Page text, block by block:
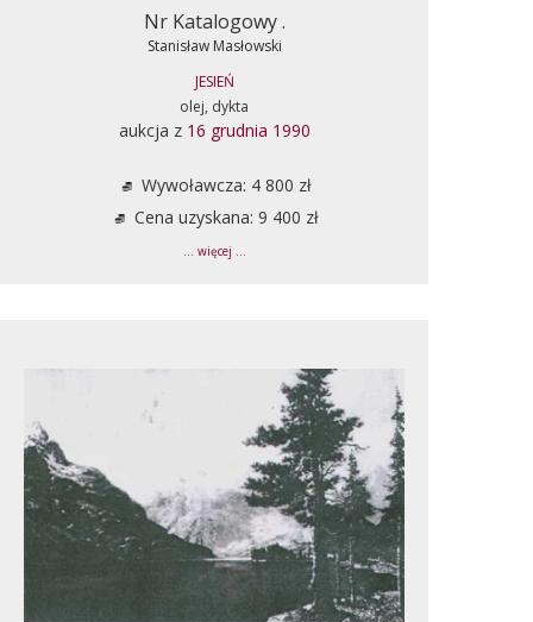
Nr Katalogowy .
Stanisław Masłowski
JESIEŃ
olej, dykta
aukcja z 16 grudnia 1990
Wywoławcza: 4 800 zł
Cena uzyskana: 9 400 zł
... więcej ...